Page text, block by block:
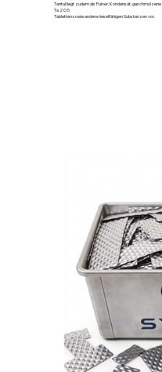
Tantal liegt zudem als Pulver, Kondensat, geschmolzene
Ta 2 O 5
Tabletten sowie andere rieselfähigen Substanzen vor.